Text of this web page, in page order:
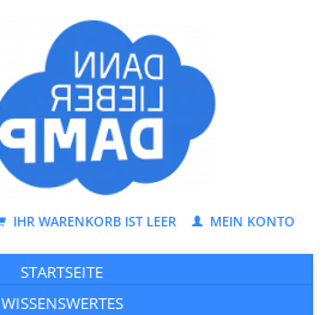
IHR WARENKORB IST LEER MEIN KONTO
STARTSEITE
WISSENSWERTES